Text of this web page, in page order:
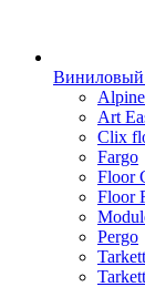
Art
Clix
Fargo
Floor
Floor
Pergo